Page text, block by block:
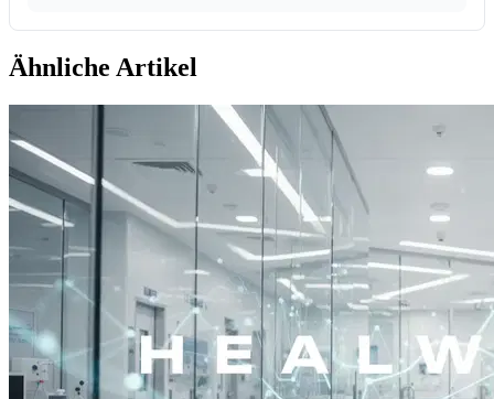
Ähnliche Artikel